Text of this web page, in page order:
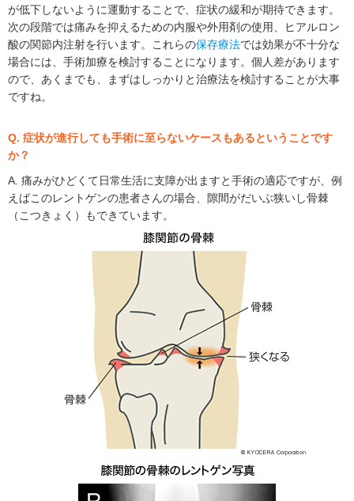
が低下しないように運動することで、症状の緩和が期待できます。
次の段階では痛みを抑えるための内服や外用剤の使用、ヒアルロン
酸の関節内注射を行います。これらの保存療法では効果が不十分な
場合には、手術加療を検討することになります。個人差があります
ので、あくまでも、まずはしっかりと治療法を検討することが大事
ですね。
Q. 症状が進行しても手術に至らないケースもあるということです
か？
A. 痛みがひどくて日常生活に支障が出ますと手術の適応ですが、例
えばこのレントゲンの患者さんの場合、隙間がだいぶ狭いし骨棘
（こつきょく）もできています。